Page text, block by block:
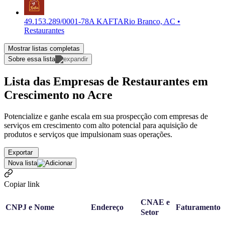
49.153.289/0001-78A KAFTARio Branco, AC •
Restaurantes
Mostrar listas completas
Sobre essa lista
Lista das Empresas de Restaurantes em
Crescimento no Acre
Potencialize e ganhe escala em sua prospecção com empresas de
serviços em crescimento com alto potencial para aquisição de
produtos e serviços que impulsionam suas operações.
Exportar
Nova lista
Copiar link
CNPJ e Nome Endereço
CNAE e
Setor
Faturamento